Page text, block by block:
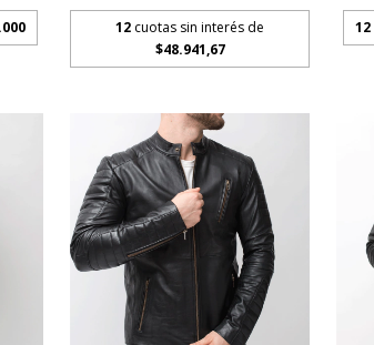
12 cuotas sin interés de
$48.941,67
12